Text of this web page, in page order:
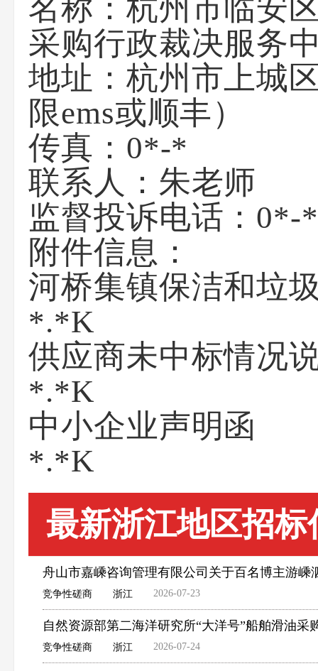
名称：杭州市临安
采购行政裁决服务
地址：杭州市上城
限ems或顺丰）
传真：0*-*
联系人：朱老师
监督投诉电话：0*-*
附件信息：
河桥集镇保洁和垃
*.*K
供应商未中标情况
*.*K
中小企业声明函
*.*K
最新浙江地区招标
舟山市嘉嵊咨询管理有限公司关于百名博主游嵊
竞争性磋商 浙江 2026-07-23
自然资源部第二海洋研究所“大洋号”船舶滑油
竞争性磋商 浙江 2026-07-24